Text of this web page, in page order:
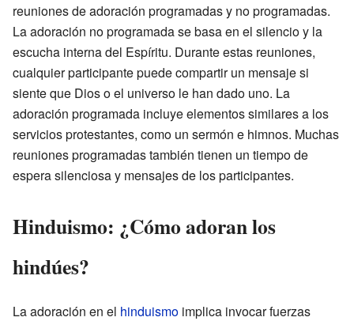
reuniones de adoración programadas y no programadas.
La adoración no programada se basa en el silencio y la
escucha interna del Espíritu. Durante estas reuniones,
cualquier participante puede compartir un mensaje si
siente que Dios o el universo le han dado uno. La
adoración programada incluye elementos similares a los
servicios protestantes, como un sermón e himnos. Muchas
reuniones programadas también tienen un tiempo de
espera silenciosa y mensajes de los participantes.
Hinduismo: ¿Cómo adoran los
hindúes?
La adoración en el hinduismo implica invocar fuerzas